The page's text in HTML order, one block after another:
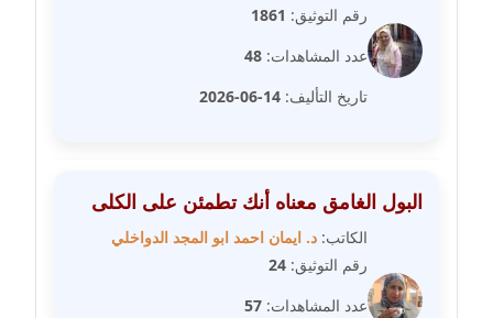
مدونة رهام معلا
عاملة
مدونة ريهام الخميسي
عاملة
مدونة زينب ابو الفضل
عاملة
رقم التوثيق: 1861
عدد المشاهدات: 48
تاريخ التأليف: 14-06-2026
البول الغامق معناه أنك تطمئن على الكلى
الكاتب: د. ايمان احمد ابو المجد الدواخلي
رقم التوثيق: 24
عدد المشاهدات: 57